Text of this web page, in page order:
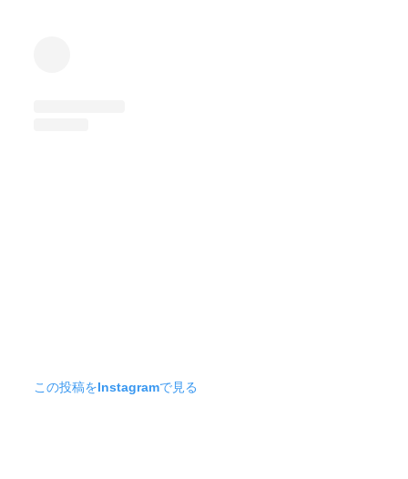
この投稿をInstagramで見る